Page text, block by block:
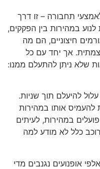
תחבורה – זו דרך
במהירות בין הפקקים,
חיצוניים, הם מה
אך יחד עם כל
שלא ניתן להתעלם ממנו:
להיעלם תוך שניות.
להעמיס אותו במהירות
במהירות, לעיתים
כלל לא מודע למה
אופנועים נגנבים מדי